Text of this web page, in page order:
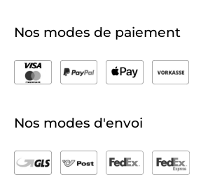
Nos modes de paiement
Nos modes d'envoi